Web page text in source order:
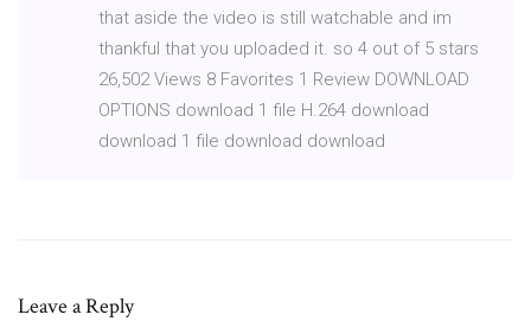
that aside the video is still watchable and im
thankful that you uploaded it. so 4 out of 5 stars
26,502 Views 8 Favorites 1 Review DOWNLOAD
OPTIONS download 1 file H.264 download
download 1 file download download
Leave a Reply